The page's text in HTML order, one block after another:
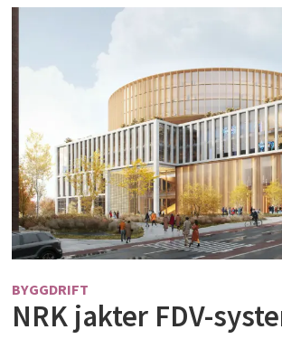
BYGGDRIFT
NRK jakter FDV-